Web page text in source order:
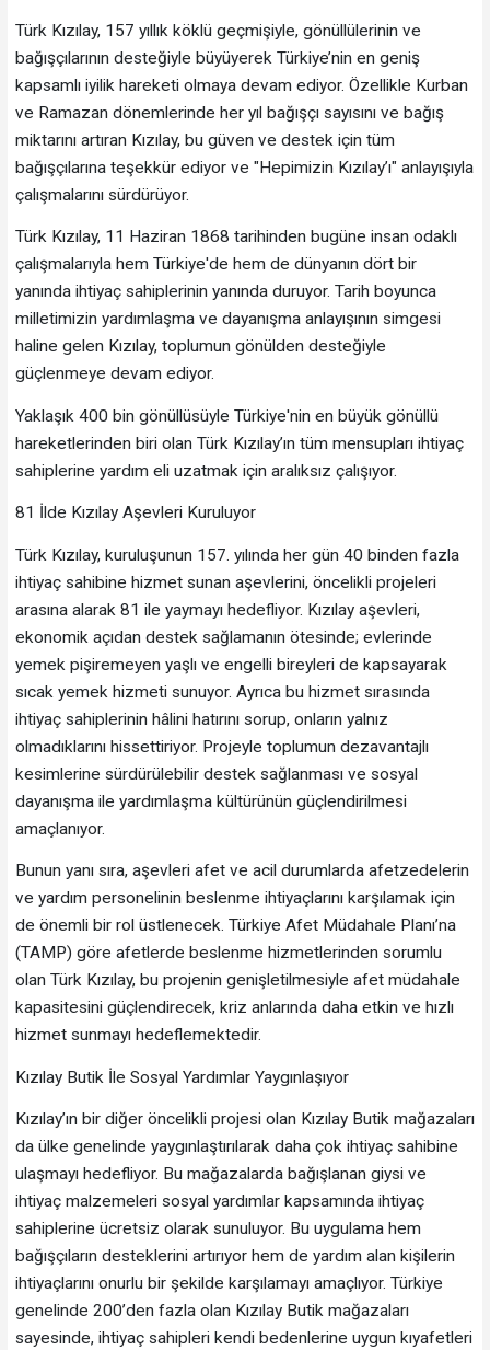
Türk Kızılay, 157 yıllık köklü geçmişiyle, gönüllülerinin ve
bağışçılarının desteğiyle büyüyerek Türkiye’nin en geniş
kapsamlı iyilik hareketi olmaya devam ediyor. Özellikle Kurban
ve Ramazan dönemlerinde her yıl bağışçı sayısını ve bağış
miktarını artıran Kızılay, bu güven ve destek için tüm
bağışçılarına teşekkür ediyor ve "Hepimizin Kızılay’ı" anlayışıyla
çalışmalarını sürdürüyor.
Türk Kızılay, 11 Haziran 1868 tarihinden bugüne insan odaklı
çalışmalarıyla hem Türkiye'de hem de dünyanın dört bir
yanında ihtiyaç sahiplerinin yanında duruyor. Tarih boyunca
milletimizin yardımlaşma ve dayanışma anlayışının simgesi
haline gelen Kızılay, toplumun gönülden desteğiyle
güçlenmeye devam ediyor.
Yaklaşık 400 bin gönüllüsüyle Türkiye'nin en büyük gönüllü
hareketlerinden biri olan Türk Kızılay’ın tüm mensupları ihtiyaç
sahiplerine yardım eli uzatmak için aralıksız çalışıyor.
81 İlde Kızılay Aşevleri Kuruluyor
Türk Kızılay, kuruluşunun 157. yılında her gün 40 binden fazla
ihtiyaç sahibine hizmet sunan aşevlerini, öncelikli projeleri
arasına alarak 81 ile yaymayı hedefliyor. Kızılay aşevleri,
ekonomik açıdan destek sağlamanın ötesinde; evlerinde
yemek pişiremeyen yaşlı ve engelli bireyleri de kapsayarak
sıcak yemek hizmeti sunuyor. Ayrıca bu hizmet sırasında
ihtiyaç sahiplerinin hâlini hatırını sorup, onların yalnız
olmadıklarını hissettiriyor. Projeyle toplumun dezavantajlı
kesimlerine sürdürülebilir destek sağlanması ve sosyal
dayanışma ile yardımlaşma kültürünün güçlendirilmesi
amaçlanıyor.
Bunun yanı sıra, aşevleri afet ve acil durumlarda afetzedelerin
ve yardım personelinin beslenme ihtiyaçlarını karşılamak için
de önemli bir rol üstlenecek. Türkiye Afet Müdahale Planı’na
(TAMP) göre afetlerde beslenme hizmetlerinden sorumlu
olan Türk Kızılay, bu projenin genişletilmesiyle afet müdahale
kapasitesini güçlendirecek, kriz anlarında daha etkin ve hızlı
hizmet sunmayı hedeflemektedir.
Kızılay Butik İle Sosyal Yardımlar Yaygınlaşıyor
Kızılay’ın bir diğer öncelikli projesi olan Kızılay Butik mağazaları
da ülke genelinde yaygınlaştırılarak daha çok ihtiyaç sahibine
ulaşmayı hedefliyor. Bu mağazalarda bağışlanan giysi ve
ihtiyaç malzemeleri sosyal yardımlar kapsamında ihtiyaç
sahiplerine ücretsiz olarak sunuluyor. Bu uygulama hem
bağışçıların desteklerini artırıyor hem de yardım alan kişilerin
ihtiyaçlarını onurlu bir şekilde karşılamayı amaçlıyor. Türkiye
genelinde 200’den fazla olan Kızılay Butik mağazaları
sayesinde, ihtiyaç sahipleri kendi bedenlerine uygun kıyafetleri